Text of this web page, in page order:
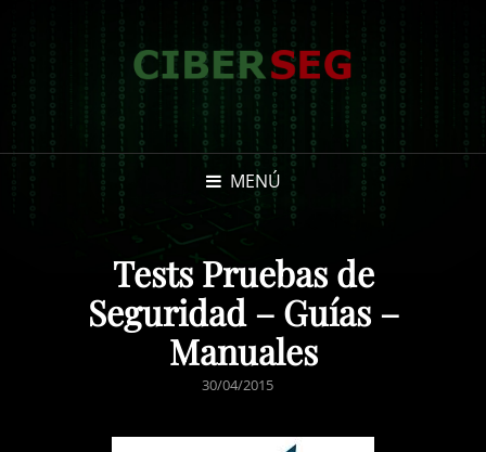
MENÚ
Tests Pruebas de
Seguridad – Guías –
Manuales
PUBLICADO
30/04/2015